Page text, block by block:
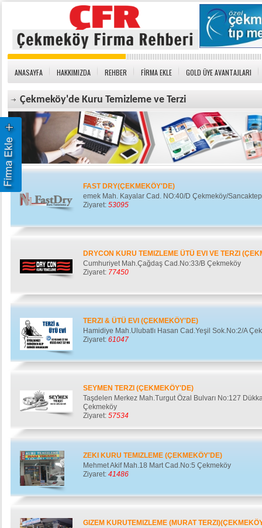
ANASAYFA HAKKIMIZDA REHBER FİRMA EKLE GOLD ÜYE AVANTAJLARI
Çekmeköy'de Kuru Temizleme ve Terzi
FAST DRY(ÇEKMEKÖY'DE)
emek Mah. Kayalar Cad. NO:40/D Çekmeköy/
Ziyaret: 53095
DRYCON KURU TEMIZLEME ÜTÜ EVI VE TERZI
Cumhuriyet Mah.Çağdaş Cad.No:33/B Çekmeköy
Ziyaret: 77450
TERZI & ÜTÜ EVI (ÇEKMEKÖY'DE)
Hamidiye Mah.Ulubatlı Hasan Cad.Yeşil Sok.No:2/A
Ziyaret: 61047
SEYMEN TERZI (ÇEKMEKÖY'DE)
Taşdelen Merkez Mah.Turgut Özal Bulvarı No:127
Çekmeköy
Ziyaret: 57534
ZEKI KURU TEMIZLEME (ÇEKMEKÖY'DE)
Mehmet Akif Mah.18 Mart Cad.No:5 Çekmeköy
Ziyaret: 41486
GIZEM KURUTEMIZLEME (MURAT